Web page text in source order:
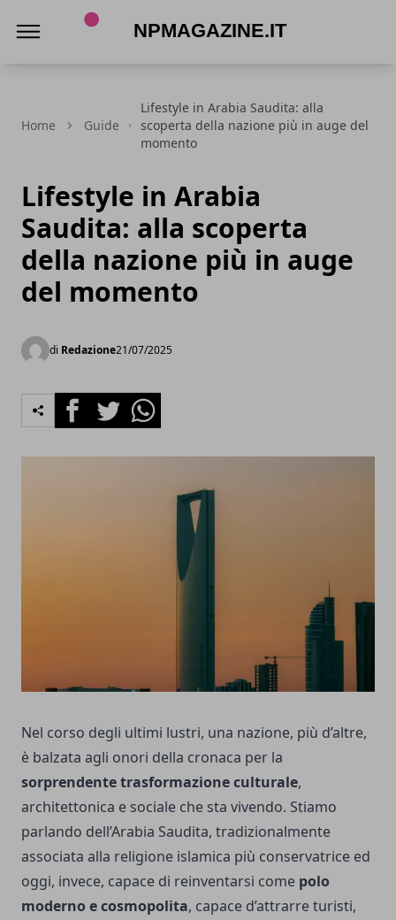
Home Guide
Lifestyle in Arabia Saudita: alla
scoperta della nazione più in auge del
momento
Lifestyle in Arabia
Saudita: alla scoperta
della nazione più in auge
del momento
di Redazione21/07/2025
FacebookTwitterWhatsapp
Nel corso degli ultimi lustri, una nazione, più d’altre,
è balzata agli onori della cronaca per la
sorprendente trasformazione culturale,
architettonica e sociale che sta vivendo. Stiamo
parlando dell’Arabia Saudita, tradizionalmente
associata alla religione islamica più conservatrice ed
oggi, invece, capace di reinventarsi come polo
moderno e cosmopolita, capace d’attrarre turisti,